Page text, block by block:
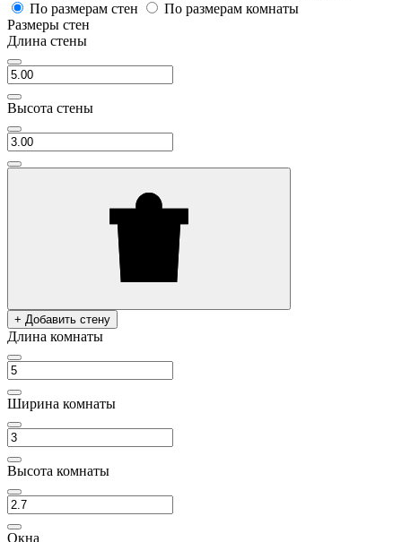
По размерам стен
По размерам комнаты
Размеры стен
Длина стены
Высота стены
+ Добавить стену
Длина комнаты
Ширина комнаты
Высота комнаты
Окна